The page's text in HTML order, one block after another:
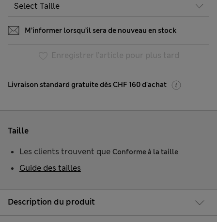
M’informer lorsqu’il sera de nouveau en stock
Enregistrer l’article pour plus tard
Livraison standard gratuite dès CHF 160 d'achat
Description du produit
Taille
Les clients trouvent que Conforme à la taille
Guide des tailles